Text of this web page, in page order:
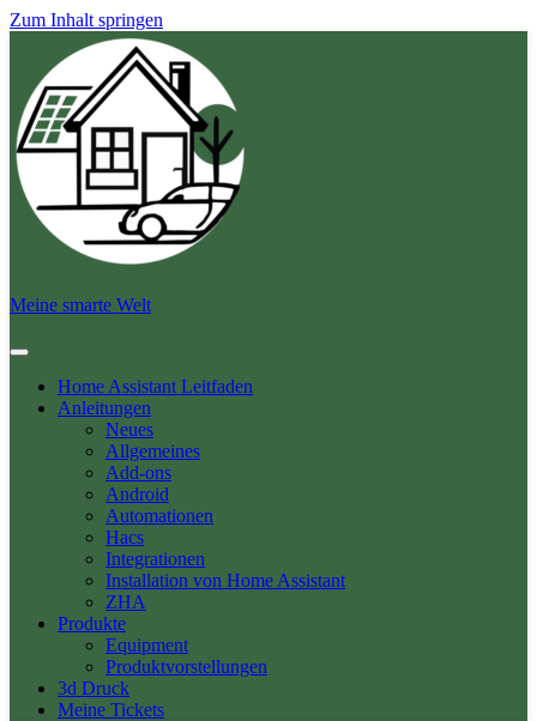
Zum Inhalt springen
Meine smarte Welt
Home Assistant Leitfaden
Anleitungen
Neues
Allgemeines
Add-ons
Android
Automationen
Hacs
Integrationen
Installation von Home Assistant
ZHA
Produkte
Equipment
Produktvorstellungen
3d Druck
Meine Tickets